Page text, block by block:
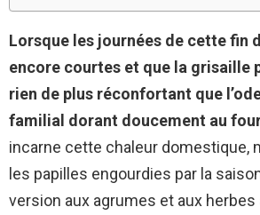
Lorsque les journées de cette fin
encore courtes et que la grisaille
rien de plus réconfortant que
familial dorant doucement au
incarne cette chaleur domestique,
les papilles engourdies par la
version aux agrumes et aux herbes